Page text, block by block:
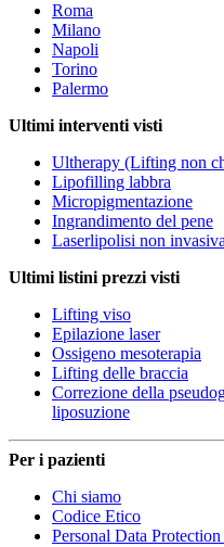
Roma
Milano
Napoli
Torino
Palermo
Ultimi interventi visti
Ultherapy (Lifting non
Lipofilling labbra
Micropigmentazione
Ingrandimento del pene
Laserlipolisi non
Ultimi listini prezzi visti
Lifting viso
Epilazione laser
Ossigeno mesoterapia
Lifting delle braccia
Correzione della
liposuzione
Per i pazienti
Chi siamo
Codice Etico
Personal Data